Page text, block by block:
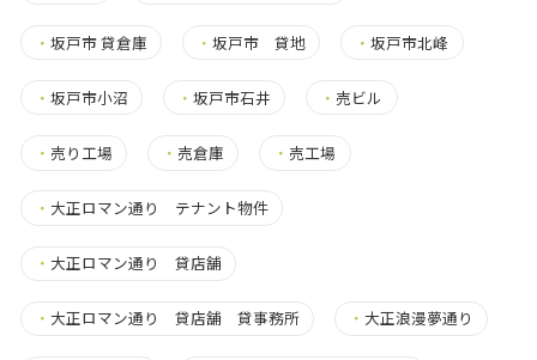
・ 坂戸市 貸倉庫 ・坂戸市 貸地 ・坂戸市北峰
・ 坂戸市小沼 ・坂戸市石井 ・ 売ビル
・ 売り工場 ・ 売倉庫 ・ 売工場
・ 大正ロマン通り テナント物件
・ 大正ロマン通り 貸店舗
・ 大正ロマン通り 貸店舗 貸事務所 ・ 大正浪漫夢通り